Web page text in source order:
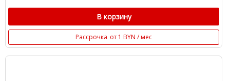
В корзину
Рассрочка от 1 BYN / мес